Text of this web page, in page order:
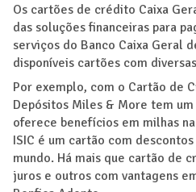
Os cartões de crédito Caixa
das soluções financeiras para
serviços do Banco Caixa Geral
disponíveis cartões com
Por exemplo, com o Cartão de
Depósitos Miles & More tem
oferece benefícios em milhas na
ISIC é um cartão com
mundo. Há mais que cartão de
juros e outros com vantagens